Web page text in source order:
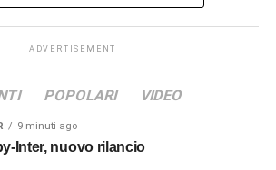
ADVERTISEMENT
POPOLARI VIDEO
9 minuti ago
Inter, nuovo rilancio